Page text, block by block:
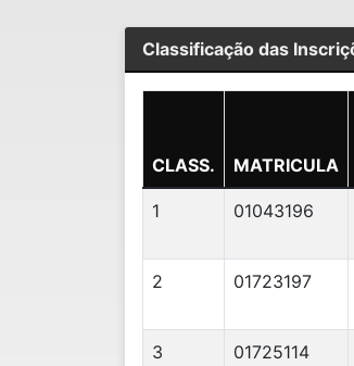
Classificação das
CLASS. MATRICULA
1 01043196
2 01723197
3 01725114